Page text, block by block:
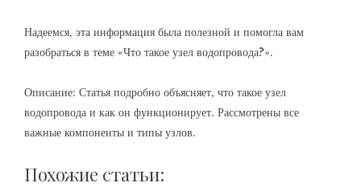
Надеемся‚ эта информация была полезной и помогла вам
разобраться в теме «Что такое узел водопровода?».
Описание: Статья подробно объясняет‚ что такое узел
водопровода и как он функционирует. Рассмотрены все
важные компоненты и типы узлов.
Похожие статьи: